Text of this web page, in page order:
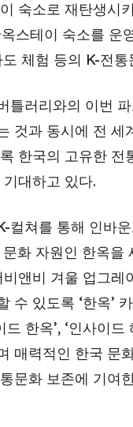
숙소로 재탄생시
스테이 숙소를 운
체험 등의 K-전
틀러리와의 이번
것과 동시에 전
한국의 고유한
대하고 있다.
컬쳐를 통해 인바
화 자원인 한옥을
앤비 겨울 업그
수 있도록 ‘한옥’
드 한옥’, ‘인사이
매력적인 한국 문
문화 보존에 기여